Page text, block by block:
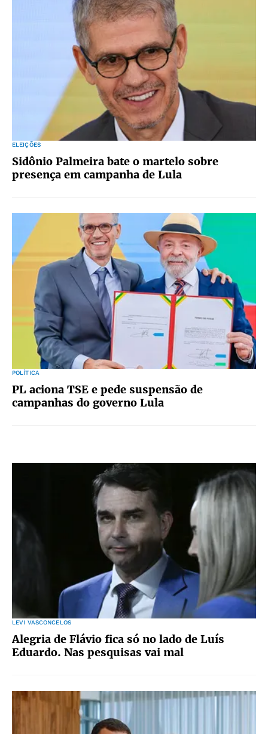
ELEIÇÕES
Sidônio Palmeira bate o martelo sobre
presença em campanha de Lula
POLÍTICA
PL aciona TSE e pede suspensão de
campanhas do governo Lula
LEVI VASCONCELOS
Alegria de Flávio fica só no lado de Luís
Eduardo. Nas pesquisas vai mal